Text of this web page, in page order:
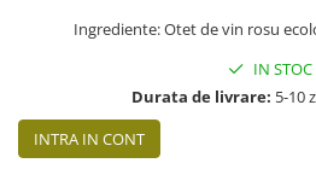
TOATE PRODUSELE
Ingrediente: Otet de vin rosu
IN STOC
Durata de livrare: 5-10
INTRA IN CONT